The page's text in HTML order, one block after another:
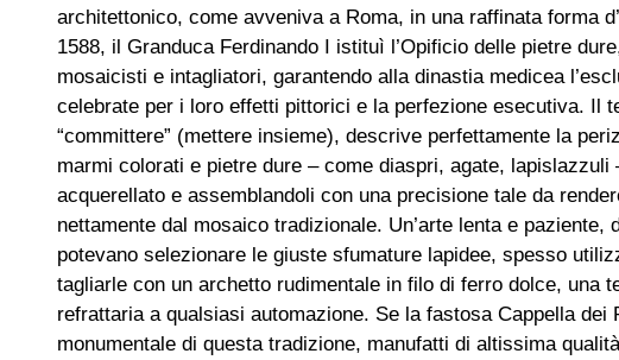
architettonico, come avveniva a Roma, in una raffinata forma
1588, il Granduca Ferdinando I istituì l’Opificio delle pietre
mosaicisti e intagliatori, garantendo alla dinastia medicea
celebrate per i loro effetti pittorici e la perfezione esecutiva. Il
“committere” (mettere insieme), descrive perfettamente la
marmi colorati e pietre dure – come diaspri, agate, lapislazzuli
acquerellato e assemblandoli con una precisione tale da
nettamente dal mosaico tradizionale. Un’arte lenta e paziente,
potevano selezionare le giuste sfumature lapidee, spesso
tagliarle con un archetto rudimentale in filo di ferro dolce, una
refrattaria a qualsiasi automazione. Se la fastosa Cappella
monumentale di questa tradizione, manufatti di altissima